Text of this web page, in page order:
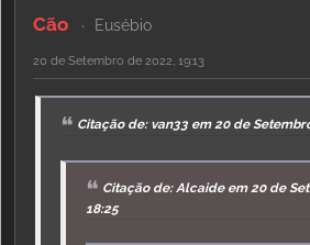
Cão Eusébio
20 de Setembro de 2022, 19:13
Citação de: van33 em 20 de
Citação de: Alcaide em 20 de
18:25